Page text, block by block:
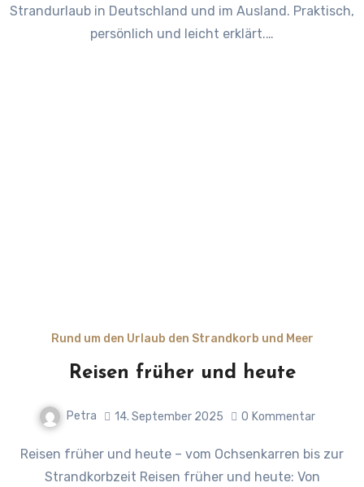
Strandurlaub in Deutschland und im Ausland. Praktisch,
persönlich und leicht erklärt.…
Rund um den Urlaub den Strandkorb und Meer
Reisen früher und heute
Petra 14. September 2025 0 Kommentar
Reisen früher und heute – vom Ochsenkarren bis zur
Strandkorbzeit Reisen früher und heute: Von